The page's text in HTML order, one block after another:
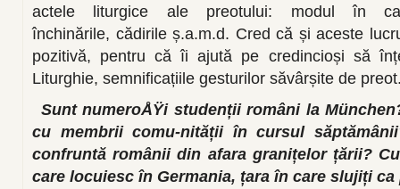
actele liturgice ale preotului: modul în
închinările, cădirile ș.a.m.d. Cred că și aceste
pozitivă, pentru că îi ajută pe credincioși să
Liturghie, semnificațiile gesturilor săvârșite de
Sunt numeroÅŸi studenții români la
cu membrii comu-nității în cursul
confruntă românii din afara granițelor țării?
care locuiesc în Germania, țara în care slujiți ca